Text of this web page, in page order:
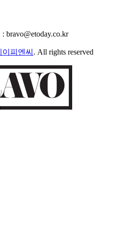
bravo@etoday.co.kr
피엔씨 . All rights reserved